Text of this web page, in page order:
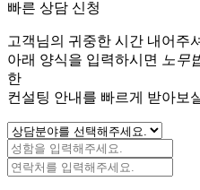
빠른 상담 신청
고객님의 귀중한 시간 내어주
아래 양식을 입력하시면
노무
한
컨설팅 안내를 빠르게 받아보